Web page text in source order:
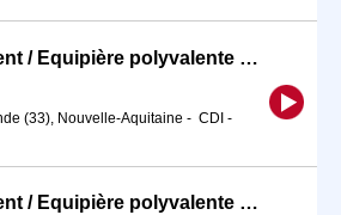
Equipier polyvalent / Equipière polyvalente de restauration rapid (H/F)
(33), Nouvelle-Aquitaine - CDI -
Equipier polyvalent / Equipière polyvalente de restauration rapid (H/F)